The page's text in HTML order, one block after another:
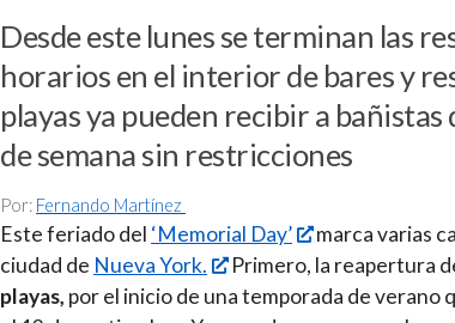
Desde este lunes se terminan las
horarios en el interior de bares y
playas ya pueden recibir a bañistas
de semana sin restricciones
Por: Fernando Martínez
Este feriado del ‘Memorial Day’
marca varias
ciudad de Nueva York. Primero, la reapertura
playas, por el inicio de una temporada de verano